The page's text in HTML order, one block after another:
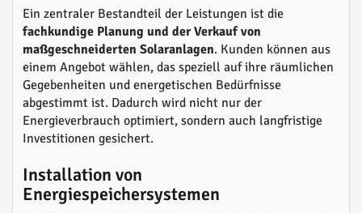
Ein zentraler Bestandteil der Leistungen ist die
fachkundige Planung und der Verkauf von
maßgeschneiderten Solaranlagen. Kunden können aus
einem Angebot wählen, das speziell auf ihre räumlichen
Gegebenheiten und energetischen Bedürfnisse
abgestimmt ist. Dadurch wird nicht nur der
Energieverbrauch optimiert, sondern auch langfristige
Investitionen gesichert.
Installation von
Energiespeichersystemen